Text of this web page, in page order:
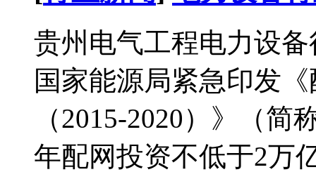
贵州电气工程电力设
国家能源局紧急印发
（2015-2020）》（简
年配网投资不低于2万